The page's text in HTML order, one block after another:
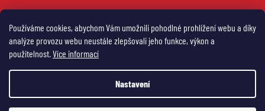
Používáme cookies, abychom Vám umožnili pohodlné prohlížení webu a díky
analýze provozu webu neustále zlepšovali jeho funkce, výkon a
použitelnost.Více informací
Nastavení